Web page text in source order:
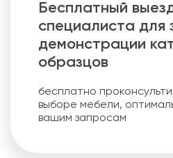
Бесплатный
специалиста для
демонстрации
образцов
бесплатно
выборе мебели,
вашим запросам